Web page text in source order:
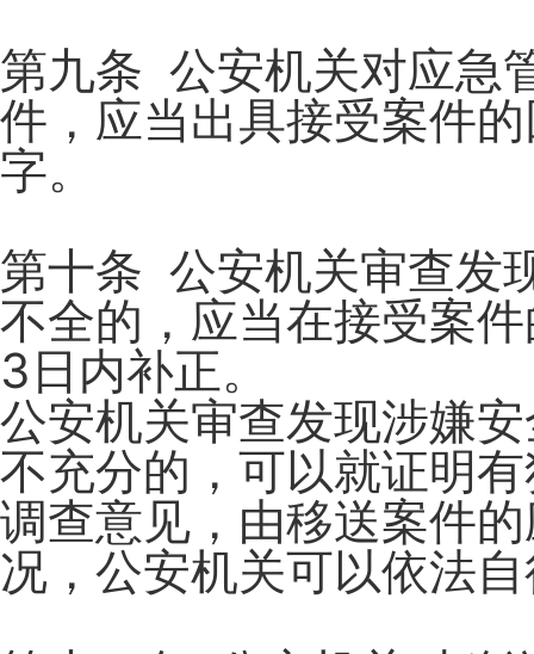
第九条 公安机关对应急
件，应当出具接受案件
字。
第十条 公安机关审查发
不全的，应当在接受案
3日内补正。
公安机关审查发现涉嫌
不充分的，可以就证明
调查意见，由移送案件
况，公安机关可以依法